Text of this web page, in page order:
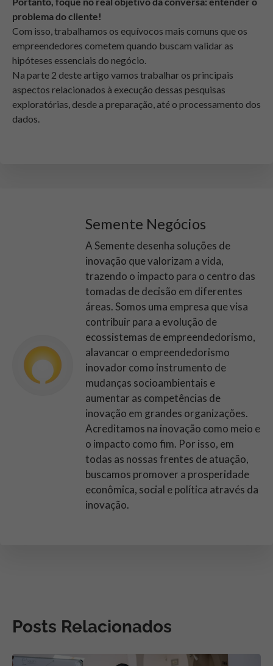
problema do cliente!
Com isso, trabalhamos os equívocos mais comuns que os
empreendedores cometem quando buscam validar as
hipóteses essenciais do negócio.
Na parte 2 deste artigo vamos trabalhar os principais
aspectos relacionados à execução dessas pesquisas
exploratórias, desde a preparação, até o processamento dos
dados.
Semente Negócios
A Semente desenha soluções de
inovação que valorizam a vida,
trazendo o impacto para o centro das
tomadas de decisão em diferentes
áreas. Somos uma empresa que visa
contribuir para a evolução de
ecossistemas de empreendedorismo,
alavancar o empreendedorismo
inovador como instrumento de
mudanças socioambientais e
aumentar as competências de
inovação em grandes organizações.
Acreditamos na inovação como meio e
o impacto como fim. Por isso, em
todas as nossas frentes de atuação,
buscamos promover a prosperidade
econômica, social e política através da
inovação.
Posts Relacionados